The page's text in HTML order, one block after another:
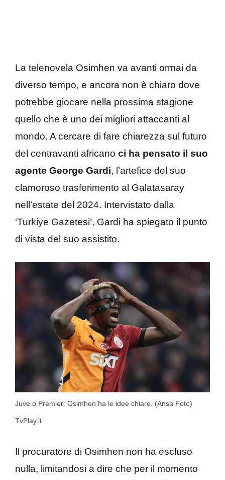
La telenovela Osimhen va avanti ormai da
diverso tempo, e ancora non è chiaro dove
potrebbe giocare nella prossima stagione
quello che è uno dei migliori attaccanti al
mondo. A cercare di fare chiarezza sul futuro
del centravanti africano ci ha pensato il suo
agente George Gardi, l’artefice del suo
clamoroso trasferimento al Galatasaray
nell’estate del 2024. Intervistato dalla
‘Turkiye Gazetesi’, Gardi ha spiegato il punto
di vista del suo assistito.
Juve o Premier: Osimhen ha le idee chiare. (Ansa Foto)
TvPlay.it
Il procuratore di Osimhen non ha escluso
nulla, limitandosi a dire che per il momento